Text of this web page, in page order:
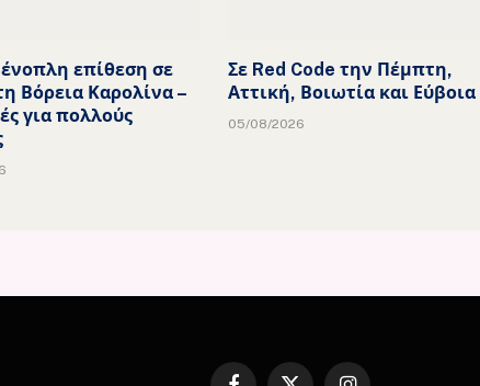
επίθεση σε
Βόρεια Καρολίνα –
για πολλούς
Σε Red Code την Πέμπτη,
Αττική, Βοιωτία και Εύβοια
05/08/2026